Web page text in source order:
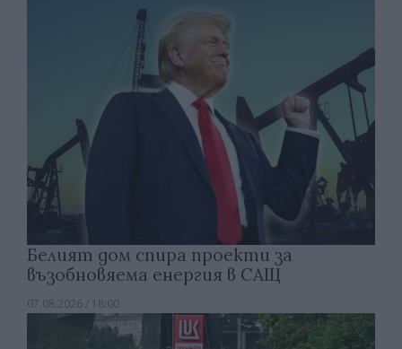
Белият дом спира проекти за
възобновяема енергия в САЩ
07.08.2026 / 18:00